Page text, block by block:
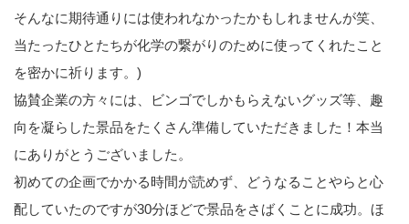
そんなに期待通りには使われなかったかもしれませんが笑、
当たったひとたちが化学の繋がりのために使ってくれたこと
を密かに祈ります。)
協賛企業の方々には、ビンゴでしかもらえないグッズ等、趣
向を凝らした景品をたくさん準備していただきました！本当
にありがとうございました。
初めての企画でかかる時間が読めず、どうなることやらと心
配していたのですが30分ほどで景品をさばくことに成功。ほ